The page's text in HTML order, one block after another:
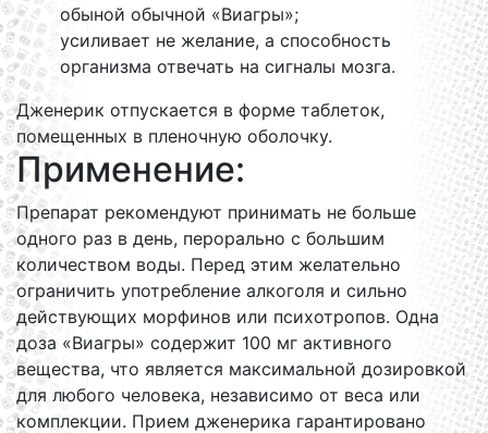
обыной обычной «Виагры»;
усиливает не желание, а способность
организма отвечать на сигналы мозга.
Дженерик отпускается в форме таблеток,
помещенных в пленочную оболочку.
Применение:
Препарат рекомендуют принимать не больше
одного раз в день, перорально с большим
количеством воды. Перед этим желательно
ограничить употребление алкоголя и сильно
действующих морфинов или психотропов. Одна
доза «Виагры» содержит 100 мг активного
вещества, что является максимальной дозировкой
для любого человека, независимо от веса или
комплекции. Прием дженерика гарантировано